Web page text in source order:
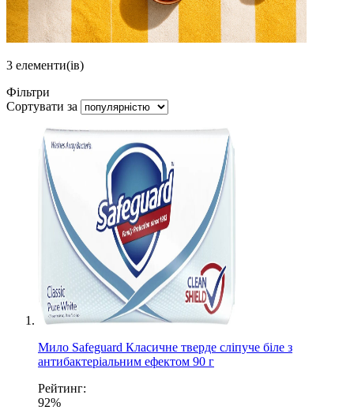
3 елементи(ів)
Фільтри
Сортувати за
Мило Safeguard Класичне тверде сліпуче біле з
антибактеріальним ефектом 90 г
Рейтинг:
92%